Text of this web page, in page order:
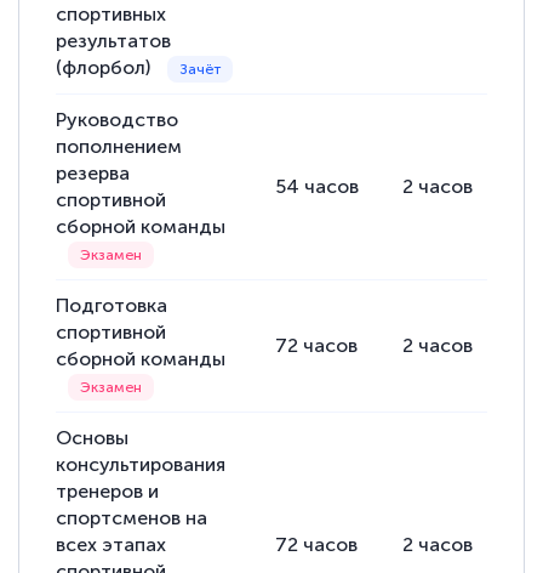
спортивных
результатов
(флорбол)
Руководство
пополнением
резерва
спортивной
сборной команды
54 часов 2 часов
Подготовка
спортивной
сборной команды
72 часов 2 часов
Основы
консультирования
тренеров и
спортсменов на
всех этапах
72 часов 2 часов